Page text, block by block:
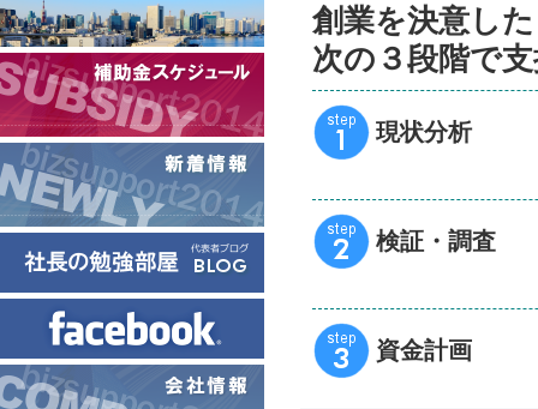
創業を決意し
次の３段階で
現状分析
検証・調査
資金計画